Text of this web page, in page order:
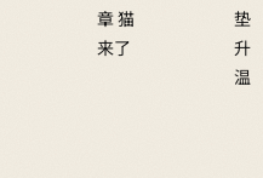
章 猫
来了
垫
升
温